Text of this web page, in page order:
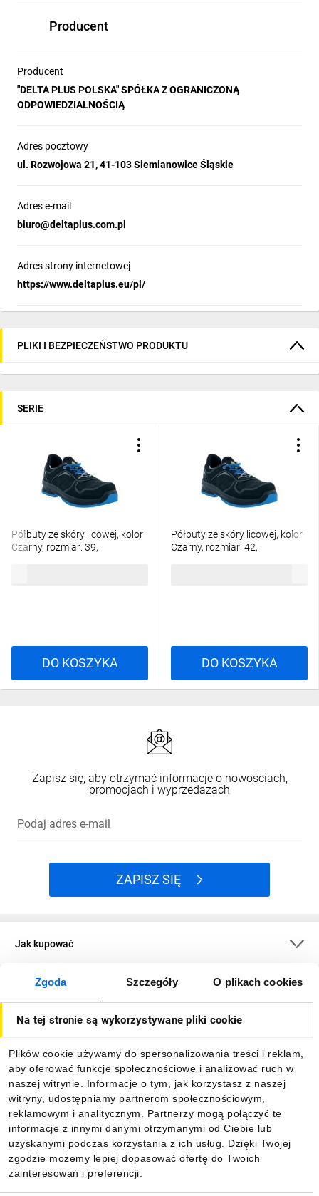
Zgoda Szczegóły O plikach cookies
Na tej stronie są wykorzystywane pliki cookie
Plików cookie używamy do spersonalizowania treści i reklam,
aby oferować funkcje społecznościowe i analizować ruch w
naszej witrynie. Informacje o tym, jak korzystasz z naszej
witryny, udostępniamy partnerom społecznościowym,
reklamowym i analitycznym. Partnerzy mogą połączyć te
informacje z innymi danymi otrzymanymi od Ciebie lub
uzyskanymi podczas korzystania z ich usług. Dzięki Twojej
zgodzie możemy lepiej dopasować ofertę do Twoich
zainteresowań i preferencji.
Producent
Producent
"DELTA PLUS POLSKA" SPÓŁKA Z OGRANICZONĄ
ODPOWIEDZIALNOŚCIĄ
Adres pocztowy
ul. Rozwojowa 21, 41-103 Siemianowice Śląskie
Adres e-mail
biuro@deltaplus.com.pl
Adres strony internetowej
https://www.deltaplus.eu/pl/
PLIKI I BEZPIECZEŃSTWO PRODUKTU
SERIE
Półbuty ze skóry licowej, kolor
Czarny, rozmiar: 39,
DO KOSZYKA
Półbuty ze skóry licowej, kolor
Czarny, rozmiar: 42,
DO KOSZYKA
Zapisz się, aby otrzymać informacje o nowościach,
promocjach i wyprzedażach
Podaj adres e-mail
ZAPISZ SIĘ
Jak kupować
O firmie
Informacje
Pobierz naszą aplikację mobilną: